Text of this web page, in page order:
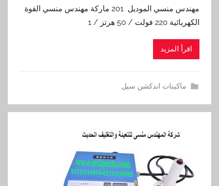
مهندس منسي الموديل 201 ماركة مهندس منسي القوة
الكهربائية 220 فولت / 50 هرتز / 1
اقرأ المزيد
ماكينات اندكشن سيل